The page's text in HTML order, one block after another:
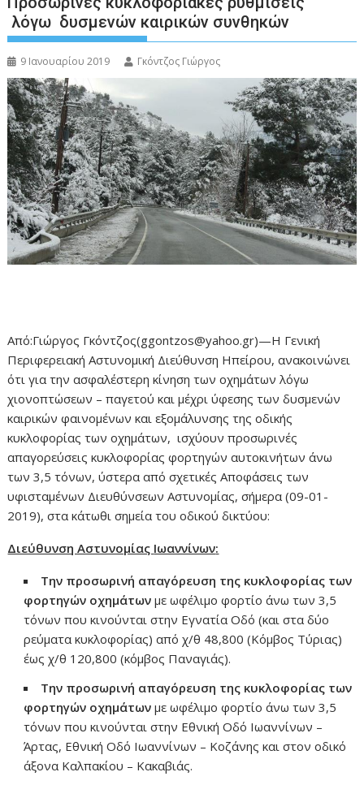
λόγω δυσμενών καιρικών συνθηκών
9 Ιανουαρίου 2019 Γκόντζος Γιώργος
Από:Γιώργος Γκόντζος(ggontzos@yahoo.gr)—Η Γενική
Περιφερειακή Αστυνομική Διεύθυνση Ηπείρου, ανακοινώνει
ότι για την ασφαλέστερη κίνηση των οχημάτων λόγω
χιονοπτώσεων – παγετού και μέχρι ύφεσης των δυσμενών
καιρικών φαινομένων και εξομάλυνσης της οδικής
κυκλοφορίας των οχημάτων, ισχύουν προσωρινές
απαγορεύσεις κυκλοφορίας φορτηγών αυτοκινήτων άνω
των 3,5 τόνων, ύστερα από σχετικές Αποφάσεις των
υφισταμένων Διευθύνσεων Αστυνομίας, σήμερα (09-01-
2019), στα κάτωθι σημεία του οδικού δικτύου:
Διεύθυνση Αστυνομίας Ιωαννίνων:
Την προσωρινή απαγόρευση της κυκλοφορίας των
φορτηγών οχημάτωνμε ωφέλιμο φορτίο άνω των 3,5
τόνων που κινούνται στην Εγνατία Οδό (και στα δύο
ρεύματα κυκλοφορίας) από χ/θ 48,800 (Κόμβος Τύριας)
έως χ/θ 120,800 (κόμβος Παναγιάς).
Την προσωρινή απαγόρευση της κυκλοφορίας των
φορτηγών οχημάτωνμε ωφέλιμο φορτίο άνω των 3,5
τόνων που κινούνται στην Εθνική Οδό Ιωαννίνων –
Άρτας, Εθνική Οδό Ιωαννίνων – Κοζάνης και στον οδικό
άξονα Καλπακίου – Κακαβιάς.